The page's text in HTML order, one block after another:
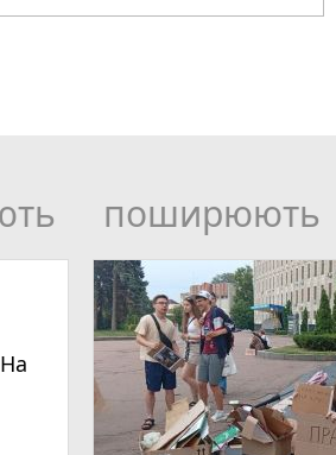
поширюють